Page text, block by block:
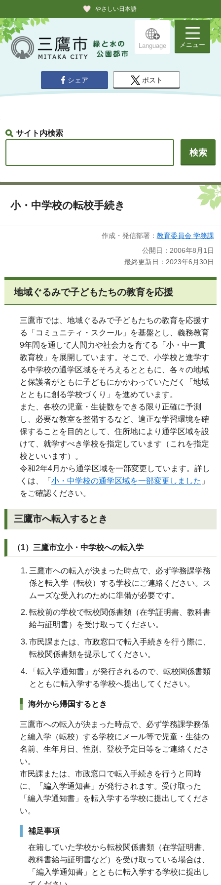
やさしい日本語
Language メニュー
シェア ポスト
サイト内検索
小・中学校の転校手続き
作成・発信部署： 教育委員会 学務課
公開日：2006年8月1日
最終更新日：2023年6月30日
地域ぐるみで子どもたちの教育を応援
三鷹市では、地域ぐるみで子どもたちの教育を応援す
る「コミュニティ・スクール」を基盤とし、義務教育
9年間を通して人間力や社会力を育てる「小・中一貫
教育校」を展開しています。そこで、小学校と進学す
る中学校の通学区域をそろえるとともに、各々の地域
と保護者がともに子どもにかかわっていただく「地域
とともに創る学校づくり」を進めています。
また、各校の児童・生徒数をできる限り正確に予測
し、必要な教室を整備するなど、適正な学習環境を確
保することを目的として、住所地により通学区域を設
けて、就学すべき学校を指定しています（これを指定
校といいます）。
令和2年4月から通学区域を一部変更しています。詳し
くは、「 小・中学校の通学区域を一部変更しました 」
をご確認ください。
三鷹市へ転入するとき
（1）三鷹市立小・中学校への転入学
三鷹市への転入が決まった時点で、必ず学務課学務
係と転入学（転校）する学校にご連絡ください。ス
ムーズな受入れのために準備が必要です。
転校前の学校で転校関係書類（在学証明書、教科書
給与証明書）を受け取ってください。
市民課または、市政窓口で転入手続きを行う際に、
転校関係書類を提示してください。
「転入学通知書」が発行されるので、転校関係書類
とともに転入学する学校へ提出してください。
海外から帰国するとき
三鷹市への転入が決まった時点で、必ず学務課学務係
と編入学（転校）する学校にメール等で児童・生徒の
名前、生年月日、性別、登校予定日等をご連絡くださ
い。
市民課または、市政窓口で転入手続きを行うと同時
に、「編入学通知書」が発行されます。受け取った
「編入学通知書」を転入学する学校に提出してくださ
い。
補足事項
在籍していた学校から転校関係書類（在学証明書、
教科書給与証明書など）を受け取っている場合は、
「編入学通知書」とともに転入学する学校に提出し